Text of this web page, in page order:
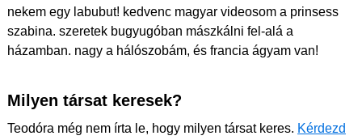
nekem egy labubut! kedvenc magyar videosom a prinsess
szabina. szeretek bugyugóban mászkálni fel-alá a
házamban. nagy a hálószobám, és francia ágyam van!
Milyen társat keresek?
Teodóra még nem írta le, hogy milyen társat keres. Kérdezd